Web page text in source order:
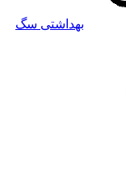
بهداشتی سگ